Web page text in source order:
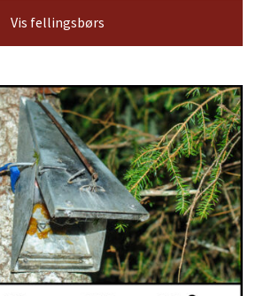
Vis fellingsbørs